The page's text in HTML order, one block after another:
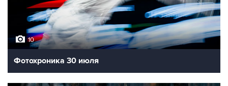
10
Фотохроника 30 июля